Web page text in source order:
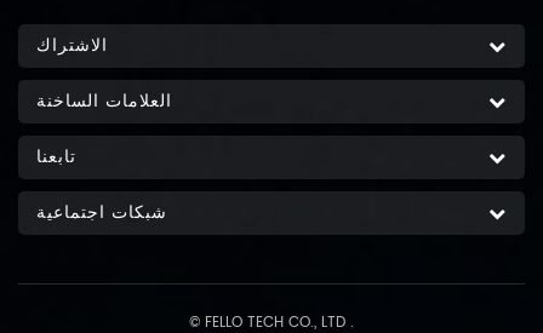
الاشتراك
العلامات الساخنة
تابعنا
شبكات اجتماعية
© FELLO TECH CO., LTD .